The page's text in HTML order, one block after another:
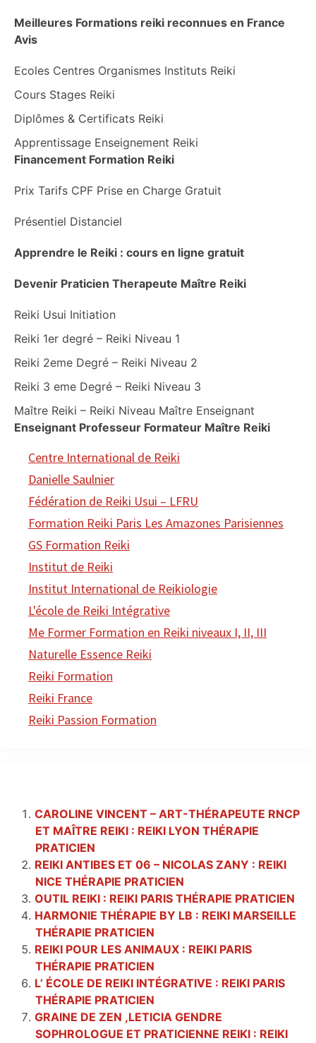
Meilleures Formations reiki reconnues en France
Avis
Ecoles Centres Organismes Instituts Reiki
Cours Stages Reiki
Diplômes & Certificats Reiki
Apprentissage Enseignement Reiki
Financement Formation Reiki
Prix Tarifs CPF Prise en Charge Gratuit
Présentiel Distanciel
Apprendre le Reiki : cours en ligne gratuit
Devenir Praticien Therapeute Maître Reiki
Reiki Usui Initiation
Reiki 1er degré – Reiki Niveau 1
Reiki 2eme Degré – Reiki Niveau 2
Reiki 3 eme Degré – Reiki Niveau 3
Maître Reiki – Reiki Niveau Maître Enseignant
Enseignant Professeur Formateur Maître Reiki
Centre International de Reiki
Danielle Saulnier
Fédération de Reiki Usui – LFRU
Formation Reiki Paris Les Amazones Parisiennes
GS Formation Reiki
Institut de Reiki
Institut International de Reikiologie
L'école de Reiki Intégrative
Me Former Formation en Reiki niveaux I, II, III
Naturelle Essence Reiki
Reiki Formation
Reiki France
Reiki Passion Formation
CAROLINE VINCENT – ART-THÉRAPEUTE RNCP
ET MAÎTRE REIKI : REIKI LYON THÉRAPIE
PRATICIEN
REIKI ANTIBES ET 06 – NICOLAS ZANY : REIKI
NICE THÉRAPIE PRATICIEN
OUTIL REIKI : REIKI PARIS THÉRAPIE PRATICIEN
HARMONIE THÉRAPIE BY LB : REIKI MARSEILLE
THÉRAPIE PRATICIEN
REIKI POUR LES ANIMAUX : REIKI PARIS
THÉRAPIE PRATICIEN
L’ ÉCOLE DE REIKI INTÉGRATIVE : REIKI PARIS
THÉRAPIE PRATICIEN
GRAINE DE ZEN ,LETICIA GENDRE
SOPHROLOGUE ET PRATICIENNE REIKI : REIKI